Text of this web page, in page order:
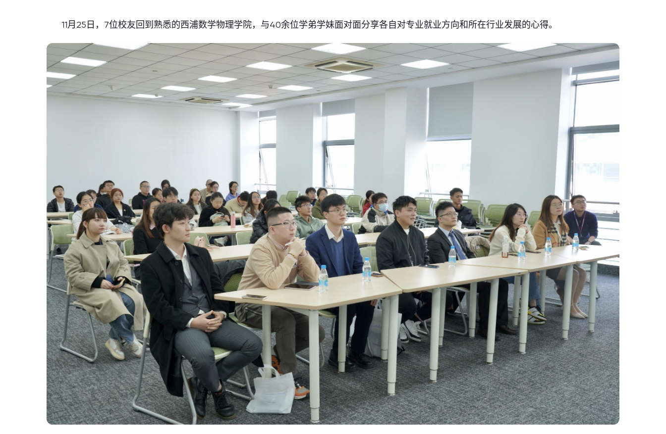
11月25日，7位校友回到熟悉的西浦数学物理学院，与40余位学弟学妹面对面分享各自对专业就业方向和所在行业发展的心得。